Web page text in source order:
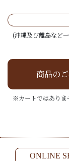
(沖縄及び離島など
商品の
※カートではありま
ONLINE